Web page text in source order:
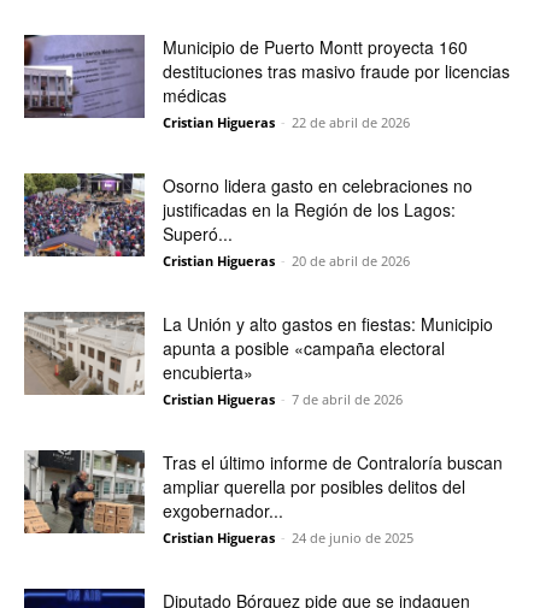
Municipio de Puerto Montt proyecta 160
destituciones tras masivo fraude por licencias
médicas
Cristian Higueras - 22 de abril de 2026
Osorno lidera gasto en celebraciones no
justificadas en la Región de los Lagos:
Superó...
Cristian Higueras - 20 de abril de 2026
La Unión y alto gastos en fiestas: Municipio
apunta a posible «campaña electoral
encubierta»
Cristian Higueras - 7 de abril de 2026
Tras el último informe de Contraloría buscan
ampliar querella por posibles delitos del
exgobernador...
Cristian Higueras - 24 de junio de 2025
Diputado Bórquez pide que se indaguen